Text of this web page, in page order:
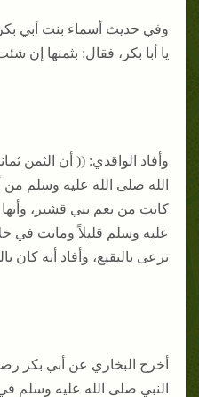
وفي حديث أسماء بنت أبي بكر
يا أبا بكر، فقال: بثمنها إن
وأفاد الواقدي: (( أن الثمن
الله صلى الله عليه وسلم من
كانت من نعم بني قشير،
عليه وسلم قليلاً وماتت في
ترعى بالبقيع، وأفاد أنه
أخرج البخاري عن أبي بكر
النبي صلى الله عليه وسلم